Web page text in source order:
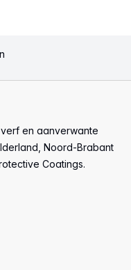
en aanverwante
Noord-Brabant
Coatings.